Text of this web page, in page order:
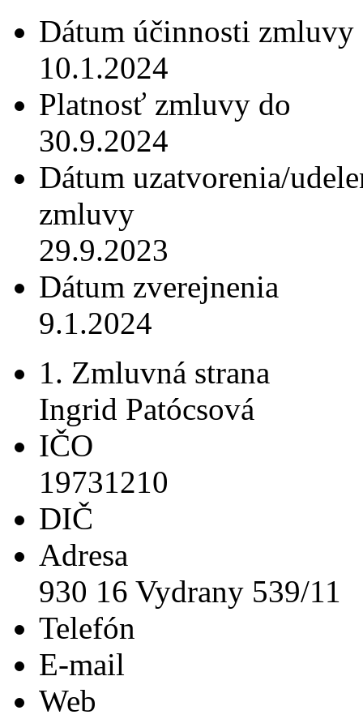
Dátum účinnosti zmluvy
10.1.2024
Platnosť zmluvy do
30.9.2024
Dátum uzatvorenia/
zmluvy
29.9.2023
Dátum zverejnenia
9.1.2024
1. Zmluvná strana
Ingrid Patócsová
IČO
19731210
DIČ
Adresa
930 16 Vydrany 539/11
Telefón
E-mail
Web